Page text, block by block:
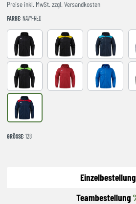
Preise inkl. MwSt. zzgl. Versandkosten
FARBE: NAVY-RED
Black BLACK-YELLOW DARK NAVY
NEGRO-VERDE FLUOR
red royal
NAVY-RED
GRÖSSE : 128
Einzelbestellung
Teambestellung